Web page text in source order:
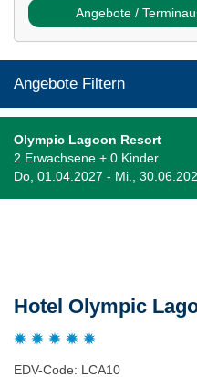
Angebote /
Angebote Filtern
Olympic Lagoon Resort
2 Erwachsene + 0 Kinder
Do, 01.04.2027 - Mi.,
Hotel Olympic
EDV-Code: LCA10